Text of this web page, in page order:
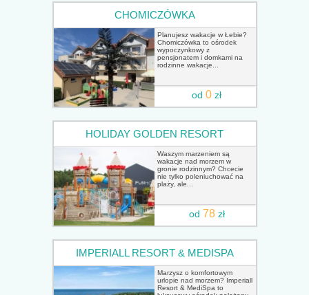
CHOMICZÓWKA
Planujesz wakacje w Łebie?
Chomiczówka to ośrodek
wypoczynkowy z
pensjonatem i domkami na
rodzinne wakacje...
od0 zł
HOLIDAY GOLDEN RESORT
Waszym marzeniem są
wakacje nad morzem w
gronie rodzinnym? Chcecie
nie tylko poleniuchować na
plaży, ale...
od 78zł
IMPERIALL RESORT & MEDISPA
Marzysz o komfortowym
urlopie nad morzem? Imperiall
Resort & MediSpa to